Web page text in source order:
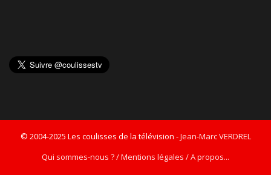
© 2004-2025 Les coulisses de la télévision -Jean-Marc VERDREL
Qui sommes-nous ? / Mentions légales / A propos...